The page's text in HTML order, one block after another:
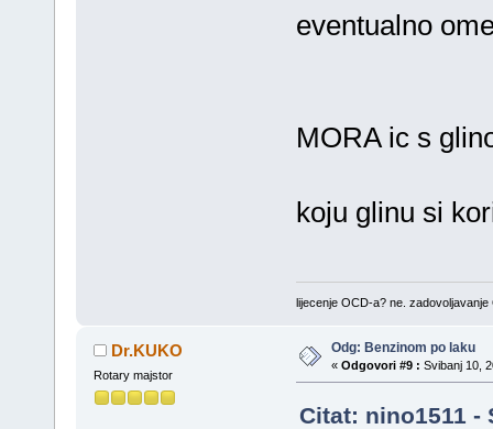
eventualno
MORA ic s
koju glinu si
lijecenje OCD-a? ne. zadovoljavanje
Dr.KUKO
Rotary majstor
Odg: Benzinom po laku
« Odgovori #9 : Svibanj 10,
Citat: nino1511 -